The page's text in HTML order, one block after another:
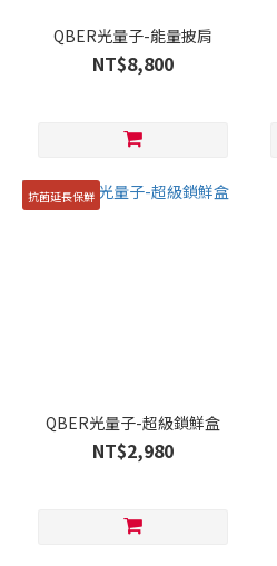
QBER光量子-能量披肩
NT$8,800
抗菌延長保鮮
QBER光量子-超級鎖鮮盒
NT$2,980